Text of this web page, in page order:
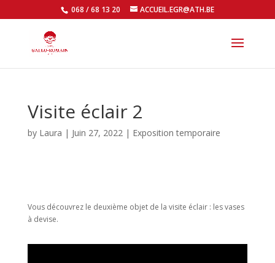
068 / 68 13 20 ACCUEIL.EGR@ATH.BE
Visite éclair 2
by Laura | Juin 27, 2022| Exposition temporaire
Vous découvrez le deuxième objet de la visite éclair : les vases
à devise.